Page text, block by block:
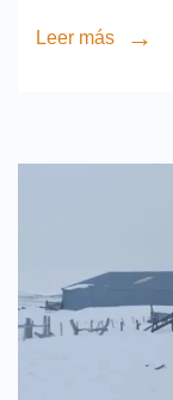
Leer más